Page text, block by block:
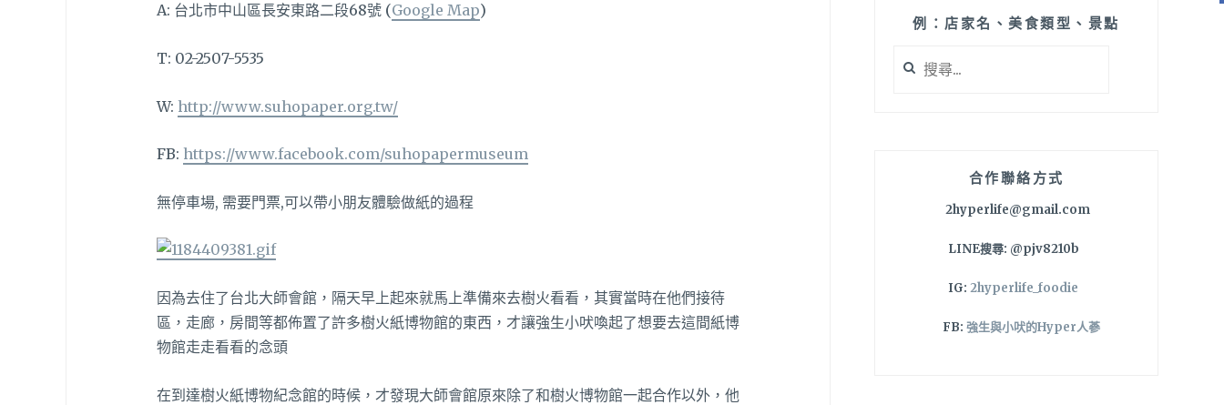
A: 台北市中山區長安東路二段68號 (Google Map)
T: 02-2507-5535
W: http://www.suhopaper.org.tw/
FB: https://www.facebook.com/suhopapermuseum
無停車場, 需要門票,可以帶小朋友體驗做紙的過程
因為去住了台北大師會館，隔天早上起來就馬上準備來去樹火看看，其實當時在他們接待
區，走廊，房間等都佈置了許多樹火紙博物館的東西，才讓強生小吠喚起了想要去這間紙博
物館走走看看的念頭
在到達樹火紙博物紀念館的時候，才發現大師會館原來除了和樹火博物館一起合作以外，他
例：店家名、美食類型、景點
尋
合作聯絡方式
2hyperlife@gmail.com
LINE搜尋: @pjv8210b
IG: 2hyperlife_foodie
FB: 強生與小吠的Hyper人蔘